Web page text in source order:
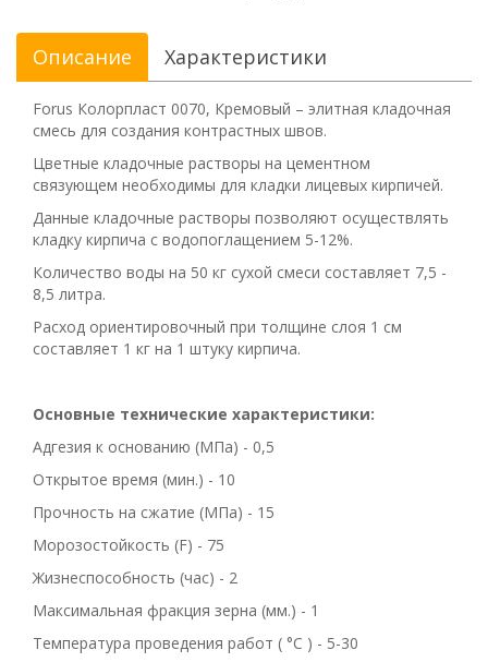
Описание Характеристики
Forus Колорпласт 0070, Кремовый – элитная кладочная
смесь для создания контрастных швов.
Цветные кладочные растворы на цементном
связующем необходимы для кладки лицевых кирпичей.
Данные кладочные растворы позволяют осуществлять
кладку кирпича с водопоглащением 5-12%.
Количество воды на 50 кг сухой смеси составляет 7,5 -
8,5 литра.
Расход ориентировочный при толщине слоя 1 см
составляет 1 кг на 1 штуку кирпича.
Основные технические характеристики:
Адгезия к основанию (МПа) - 0,5
Открытое время (мин.) - 10
Прочность на сжатие (МПа) - 15
Морозостойкость (F) - 75
Жизнеспособность (час) - 2
Максимальная фракция зерна (мм.) - 1
Температура проведения работ ( °C ) - 5-30